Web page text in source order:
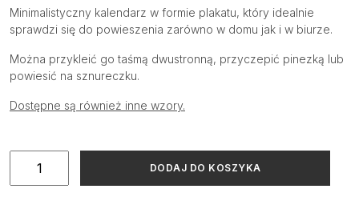
Minimalistyczny kalendarz w formie plakatu, który idealnie
sprawdzi się do powieszenia zarówno w domu jak i w biurze.
Można przykleić go taśmą dwustronną, przyczepić pinezką lub
powiesić na sznureczku.
Dostępne są również inne wzory.
DODAJ DO KOSZYKA